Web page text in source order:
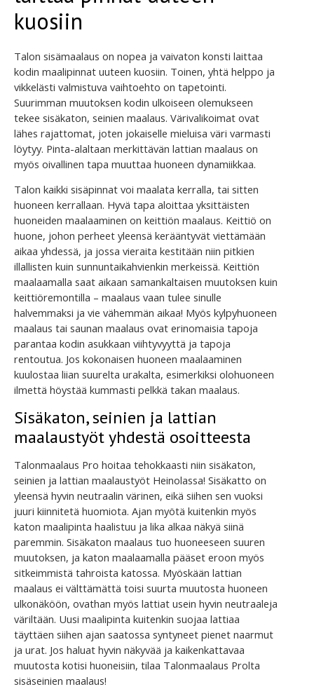
kuosiin
Talon sisämaalaus on nopea ja vaivaton konsti laittaa
kodin maalipinnat uuteen kuosiin. Toinen, yhtä helppo ja
vikkelästi valmistuva vaihtoehto on tapetointi.
Suurimman muutoksen kodin ulkoiseen olemukseen
tekee sisäkaton, seinien maalaus. Värivalikoimat ovat
lähes rajattomat, joten jokaiselle mieluisa väri varmasti
löytyy. Pinta-alaltaan merkittävän lattian maalaus on
myös oivallinen tapa muuttaa huoneen dynamiikkaa.
Talon kaikki sisäpinnat voi maalata kerralla, tai sitten
huoneen kerrallaan. Hyvä tapa aloittaa yksittäisten
huoneiden maalaaminen on keittiön maalaus. Keittiö on
huone, johon perheet yleensä kerääntyvät viettämään
aikaa yhdessä, ja jossa vieraita kestitään niin pitkien
illallisten kuin sunnuntaikahvienkin merkeissä. Keittiön
maalaamalla saat aikaan samankaltaisen muutoksen kuin
keittiöremontilla – maalaus vaan tulee sinulle
halvemmaksi ja vie vähemmän aikaa! Myös kylpyhuoneen
maalaus tai saunan maalaus ovat erinomaisia tapoja
parantaa kodin asukkaan viihtyvyyttä ja tapoja
rentoutua. Jos kokonaisen huoneen maalaaminen
kuulostaa liian suurelta urakalta, esimerkiksi olohuoneen
ilmettä höystää kummasti pelkkä takan maalaus.
Sisäkaton, seinien ja lattian
maalaustyöt yhdestä osoitteesta
Talonmaalaus Pro hoitaa tehokkaasti niin sisäkaton,
seinien ja lattian maalaustyöt Heinolassa! Sisäkatto on
yleensä hyvin neutraalin värinen, eikä siihen sen vuoksi
juuri kiinnitetä huomiota. Ajan myötä kuitenkin myös
katon maalipinta haalistuu ja lika alkaa näkyä siinä
paremmin. Sisäkaton maalaus tuo huoneeseen suuren
muutoksen, ja katon maalaamalla pääset eroon myös
sitkeimmistä tahroista katossa. Myöskään lattian
maalaus ei välttämättä toisi suurta muutosta huoneen
ulkonäköön, ovathan myös lattiat usein hyvin neutraaleja
väriltään. Uusi maalipinta kuitenkin suojaa lattiaa
täyttäen siihen ajan saatossa syntyneet pienet naarmut
ja urat. Jos haluat hyvin näkyvää ja kaikenkattavaa
muutosta kotisi huoneisiin, tilaa Talonmaalaus Prolta
sisäseinien maalaus!